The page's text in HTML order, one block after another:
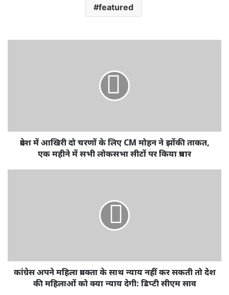
featured
प्रदेश में आखिरी दो चरणों के लिए CM मोहन ने झोंकी ताकत,
एक महीने में सभी लोकसभा सीटों पर किया प्रचार
कांग्रेस अपने महिला प्रवक्ता के साथ न्याय नहीं कर सकती तो देश
की महिलाओं को क्या न्याय देगी: डिप्टी सीएम साव